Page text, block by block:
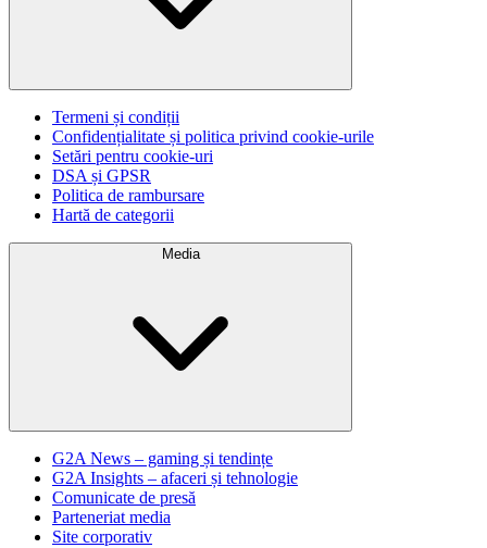
Termeni și condiții
Confidențialitate și politica privind cookie-urile
Setări pentru cookie-uri
DSA și GPSR
Politica de rambursare
Hartă de categorii
Media
G2A News – gaming și tendințe
G2A Insights – afaceri și tehnologie
Comunicate de presă
Parteneriat media
Site corporativ